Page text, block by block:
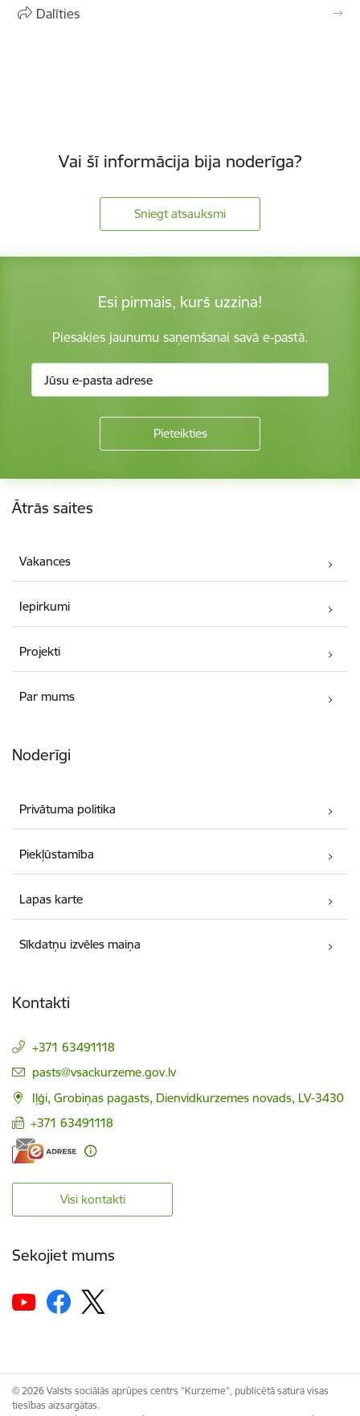
Dalīties
Vai šī informācija bija noderīga?
Sniegt atsauksmi
Esi pirmais, kurš uzzina!
Piesakies jaunumu saņemšanai savā e-pastā.
Kājene
Ātrās saites
Vakances
Iepirkumi
Projekti
Par mums
Noderīgi
Privātuma politika
Piekļūstamība
Lapas karte
Sīkdatņu izvēles maiņa
Kontakti
+371 63491118
E-pasts:
pasts@vsackurzeme.gov.lv
Iļģi, Grobiņas pagasts, Dienvidkurzemes novads, LV-3430
+371 63491118
Visi kontakti
Sekojiet mums
© 2026 Valsts sociālās aprūpes centrs “Kurzeme”, publicētā satura visas
tiesības aizsargātas.